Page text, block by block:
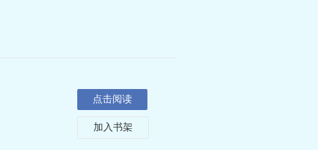
点击阅读
加入书架